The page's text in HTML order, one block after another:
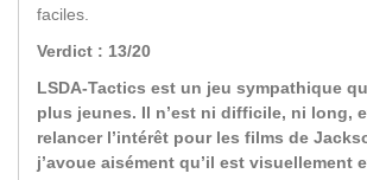
faciles.
Verdict : 13/20
LSDA-Tactics est un jeu sympathique
plus jeunes. Il n’est ni difficile, ni long,
relancer l’intérêt pour les films de
j’avoue aisément qu’il est visuellement